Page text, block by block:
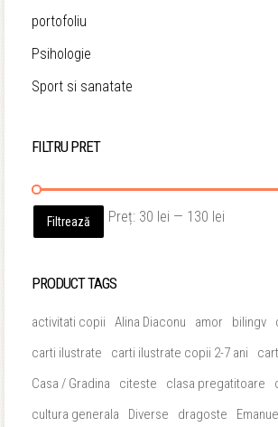
portofoliu
Psihologie
Sport si sanatate
FILTRU PRET
Preț
Preț
Filtrează Preț: 30 lei — 130 lei
PRODUCT TAGS
activitati copii Alina Diaconu amor bilingv
carti ilustrate
carti ilustrate copii 2-7 ani
Casa / Gradina
citeste clasa pregatitoare
cultura generala
Diverse dragoste